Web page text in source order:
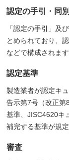
認定の手引・同
「認定の手引」及
とめられており、
などで構成されます
認定基準
製造業者が認定キ
告示第7号（改正第
基準、JISC4620キ
補完する基準が規
審査